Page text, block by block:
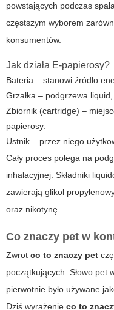
powstających podczas
częstszym wyborem
konsumentów.
Jak działa E-papierosy?
Bateria – stanowi źródło
Grzałka – podgrzewa
Zbiornik (cartridge) –
papierosy.
Ustnik – przez niego
Cały proces polega na
inhalacyjnej. Składniki
zawierają glikol
oraz nikotynę.
Co znaczy pet w
Zwrot co to znaczy pet
początkujących. Słowo pet
pierwotnie było używane
Dziś wyrażenie co to